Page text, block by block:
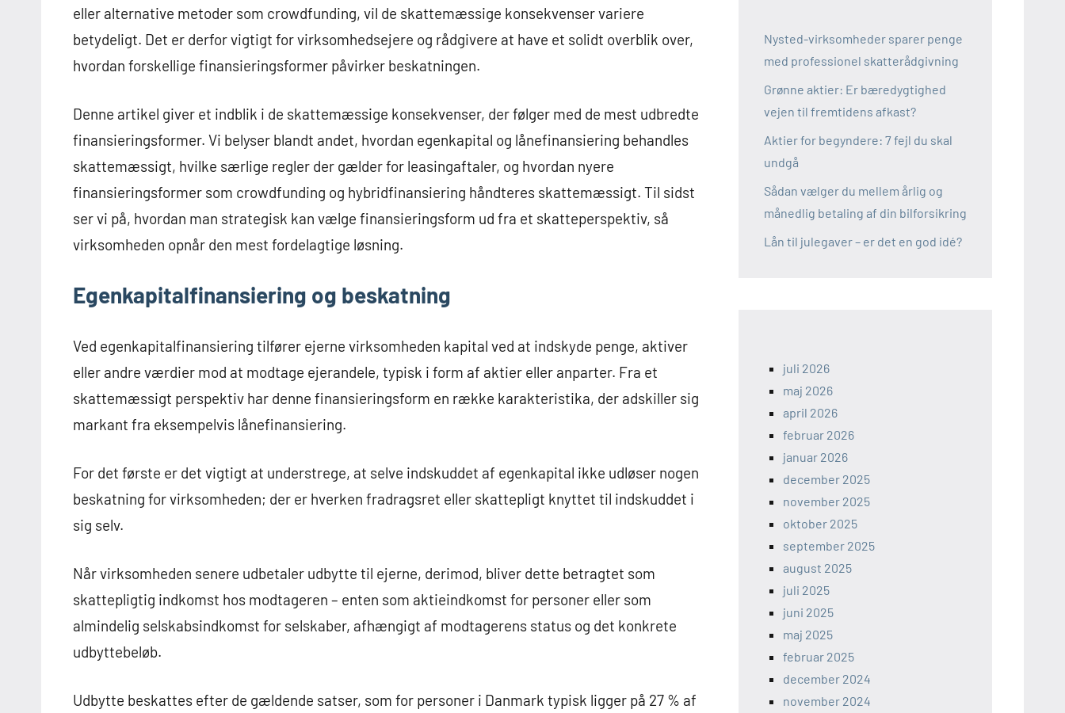
eller alternative metoder som crowdfunding, vil de skattemæssige konsekvenser variere
betydeligt. Det er derfor vigtigt for virksomhedsejere og rådgivere at have et solidt overblik over,
hvordan forskellige finansieringsformer påvirker beskatningen.
Denne artikel giver et indblik i de skattemæssige konsekvenser, der følger med de mest udbredte
finansieringsformer. Vi belyser blandt andet, hvordan egenkapital og lånefinansiering behandles
skattemæssigt, hvilke særlige regler der gælder for leasingaftaler, og hvordan nyere
finansieringsformer som crowdfunding og hybridfinansiering håndteres skattemæssigt. Til sidst
ser vi på, hvordan man strategisk kan vælge finansieringsform ud fra et skatteperspektiv, så
virksomheden opnår den mest fordelagtige løsning.
Egenkapitalfinansiering og beskatning
Ved egenkapitalfinansiering tilfører ejerne virksomheden kapital ved at indskyde penge, aktiver
eller andre værdier mod at modtage ejerandele, typisk i form af aktier eller anparter. Fra et
skattemæssigt perspektiv har denne finansieringsform en række karakteristika, der adskiller sig
markant fra eksempelvis lånefinansiering.
For det første er det vigtigt at understrege, at selve indskuddet af egenkapital ikke udløser nogen
beskatning for virksomheden; der er hverken fradragsret eller skattepligt knyttet til indskuddet i
sig selv.
Når virksomheden senere udbetaler udbytte til ejerne, derimod, bliver dette betragtet som
skattepligtig indkomst hos modtageren – enten som aktieindkomst for personer eller som
almindelig selskabsindkomst for selskaber, afhængigt af modtagerens status og det konkrete
udbyttebeløb.
Udbytte beskattes efter de gældende satser, som for personer i Danmark typisk ligger på 27 % af
Nysted-virksomheder sparer penge
med professionel skatterådgivning
Grønne aktier: Er bæredygtighed
vejen til fremtidens afkast?
Aktier for begyndere: 7 fejl du skal
undgå
Sådan vælger du mellem årlig og
månedlig betaling af din bilforsikring
Lån til julegaver – er det en god idé?
juli 2026
maj 2026
april 2026
februar 2026
januar 2026
december 2025
november 2025
oktober 2025
september 2025
august 2025
juli 2025
juni 2025
maj 2025
februar 2025
december 2024
november 2024